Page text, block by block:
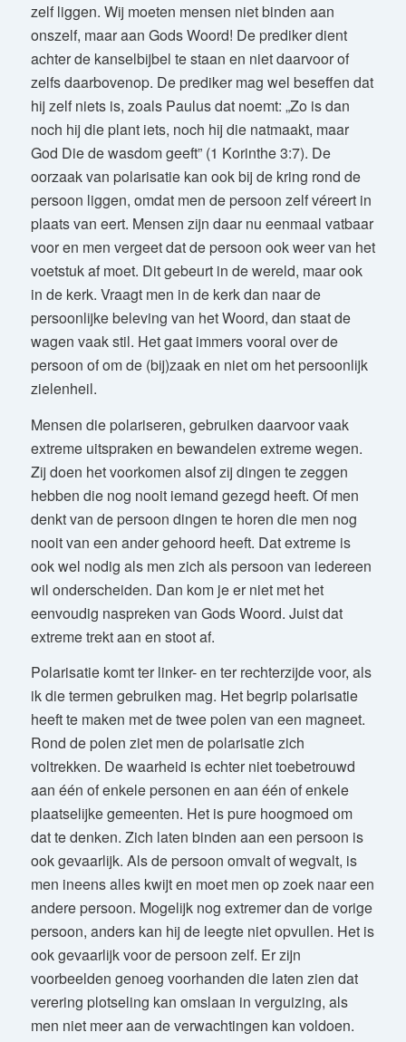
zelf liggen. Wij moeten mensen niet binden aan
onszelf, maar aan Gods Woord! De prediker dient
achter de kanselbijbel te staan en niet daarvoor of
zelfs daarbovenop. De prediker mag wel beseffen dat
hij zelf niets is, zoals Paulus dat noemt: „Zo is dan
noch hij die plant iets, noch hij die natmaakt, maar
God Die de wasdom geeft” (1 Korinthe 3:7). De
oorzaak van polarisatie kan ook bij de kring rond de
persoon liggen, omdat men de persoon zelf véreert in
plaats van eert. Mensen zijn daar nu eenmaal vatbaar
voor en men vergeet dat de persoon ook weer van het
voetstuk af moet. Dit gebeurt in de wereld, maar ook
in de kerk. Vraagt men in de kerk dan naar de
persoonlijke beleving van het Woord, dan staat de
wagen vaak stil. Het gaat immers vooral over de
persoon of om de (bij)zaak en niet om het persoonlijk
zielenheil.
Mensen die polariseren, gebruiken daarvoor vaak
extreme uitspraken en bewandelen extreme wegen.
Zij doen het voorkomen alsof zij dingen te zeggen
hebben die nog nooit iemand gezegd heeft. Of men
denkt van de persoon dingen te horen die men nog
nooit van een ander gehoord heeft. Dat extreme is
ook wel nodig als men zich als persoon van iedereen
wil onderscheiden. Dan kom je er niet met het
eenvoudig naspreken van Gods Woord. Juist dat
extreme trekt aan en stoot af.
Polarisatie komt ter linker- en ter rechterzijde voor, als
ik die termen gebruiken mag. Het begrip polarisatie
heeft te maken met de twee polen van een magneet.
Rond de polen ziet men de polarisatie zich
voltrekken. De waarheid is echter niet toebetrouwd
aan één of enkele personen en aan één of enkele
plaatselijke gemeenten. Het is pure hoogmoed om
dat te denken. Zich laten binden aan een persoon is
ook gevaarlijk. Als de persoon omvalt of wegvalt, is
men ineens alles kwijt en moet men op zoek naar een
andere persoon. Mogelijk nog extremer dan de vorige
persoon, anders kan hij de leegte niet opvullen. Het is
ook gevaarlijk voor de persoon zelf. Er zijn
voorbeelden genoeg voorhanden die laten zien dat
verering plotseling kan omslaan in verguizing, als
men niet meer aan de verwachtingen kan voldoen.